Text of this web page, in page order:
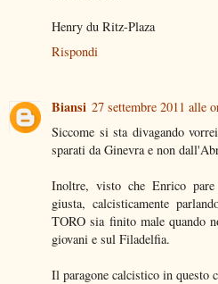
Henry du Ritz-Plaza
Rispondi
Biansi 27 settembre 2011 alle
Siccome si sta divagando
sparati da Ginevra e non
Inoltre, visto che Enrico
giusta, calcisticamente
TORO sia finito male quando
giovani e sul Filadelfia.
Il paragone calcistico in questo